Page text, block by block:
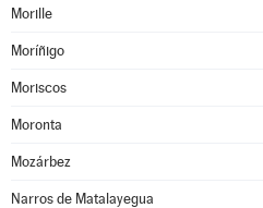
Morille
Moríñigo
Moriscos
Moronta
Mozárbez
Narros de Matalayegua